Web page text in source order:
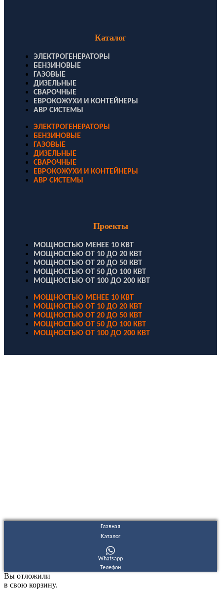
Каталог
ЭЛЕКТРОГЕНЕРАТОРЫ
БЕНЗИНОВЫЕ
ГАЗОВЫЕ
ДИЗЕЛЬНЫЕ
СВАРОЧНЫЕ
ЕВРОКОЖУХИ И КОНТЕЙНЕРЫ
АВР СИСТЕМЫ
ЭЛЕКТРОГЕНЕРАТОРЫ
БЕНЗИНОВЫЕ
ГАЗОВЫЕ
ДИЗЕЛЬНЫЕ
СВАРОЧНЫЕ
ЕВРОКОЖУХИ И КОНТЕЙНЕРЫ
АВР СИСТЕМЫ
Проекты
МОЩНОСТЬЮ МЕНЕЕ 10 КВТ
МОЩНОСТЬЮ ОТ 10 ДО 20 КВТ
МОЩНОСТЬЮ ОТ 20 ДО 50 КВТ
МОЩНОСТЬЮ ОТ 50 ДО 100 КВТ
МОЩНОСТЬЮ ОТ 100 ДО 200 КВТ
МОЩНОСТЬЮ МЕНЕЕ 10 КВТ
МОЩНОСТЬЮ ОТ 10 ДО 20 КВТ
МОЩНОСТЬЮ ОТ 20 ДО 50 КВТ
МОЩНОСТЬЮ ОТ 50 ДО 100 КВТ
МОЩНОСТЬЮ ОТ 100 ДО 200 КВТ
Главная
Каталог
Whatsapp
Телефон
Вы отложили
в свою корзину.